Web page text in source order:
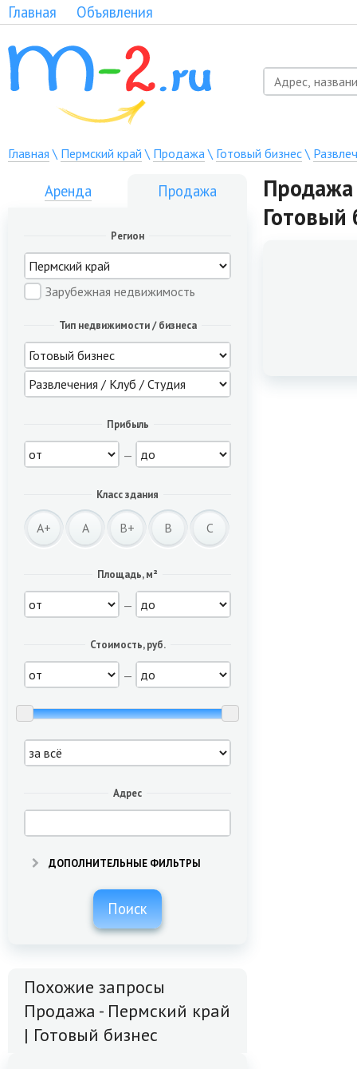
Главная Объявления
Главная \ Пермский край \ Продажа\ Готовый бизнес\
Аренда Продажа
Регион
Зарубежная недвижимость
Тип недвижимости / бизнеса
Прибыль
—
Класс здания
A+ A B+ B C
Площадь, м²
—
Стоимость, руб.
—
Адрес
ДОПОЛНИТЕЛЬНЫЕ ФИЛЬТРЫ
Поиск
Похожие запросы
Продажа - Пермский край
| Готовый бизнес
Продажа
Готовый